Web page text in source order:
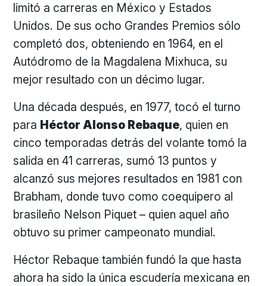
limitó a carreras en México y Estados
Unidos. De sus ocho Grandes Premios sólo
completó dos, obteniendo en 1964, en el
Autódromo de la Magdalena Mixhuca, su
mejor resultado con un décimo lugar.
Una década después, en 1977, tocó el turno
para Héctor Alonso Rebaque, quien en
cinco temporadas detrás del volante tomó la
salida en 41 carreras, sumó 13 puntos y
alcanzó sus mejores resultados en 1981 con
Brabham, donde tuvo como coequipero al
brasileño Nelson Piquet – quien aquel año
obtuvo su primer campeonato mundial.
Héctor Rebaque también fundó la que hasta
ahora ha sido la única escudería mexicana en